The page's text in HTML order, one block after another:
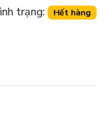
trạng: Hết hàng